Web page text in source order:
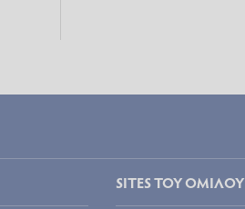
SITES ΤΟΥ ΟΜΙΛΟΥ